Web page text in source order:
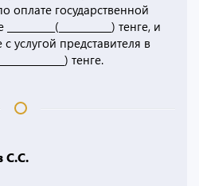
оплате государственной
тенге, и
услугой представителя в
тенге.
С.С.